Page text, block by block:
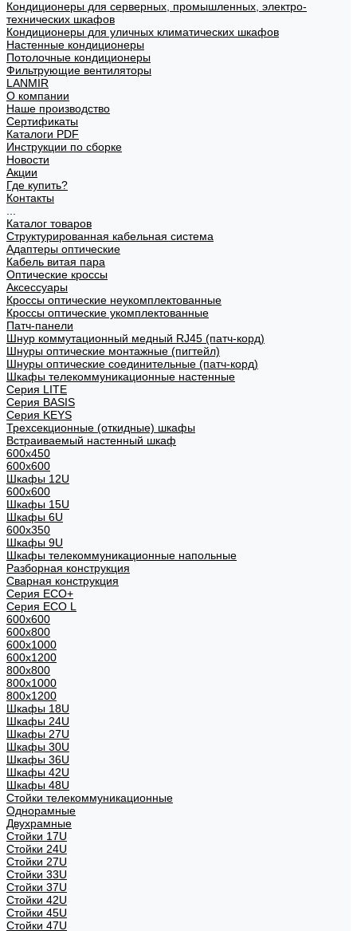
Кондиционеры для серверных, промышленных, электро-
технических шкафов
Кондиционеры для уличных климатических шкафов
Настенные кондиционеры
Потолочные кондиционеры
Фильтрующие вентиляторы
LANMIR
О компании
Наше производство
Сертификаты
Каталоги PDF
Инструкции по сборке
Новости
Акции
Где купить?
Контакты
Каталог товаров
Структурированная кабельная система
Адаптеры оптические
Кабель витая пара
Оптические кроссы
Аксессуары
Кроссы оптические неукомплектованные
Кроссы оптические укомплектованные
Патч-панели
Шнур коммутационный медный RJ45 (патч-корд)
Шнуры оптические монтажные (пигтейл)
Шнуры оптические соединительные (патч-корд)
Шкафы телекоммуникационные настенные
Cерия LITE
Cерия BASIS
Cерия KEYS
Трехсекционные (откидные) шкафы
Встраиваемый настенный шкаф
600x450
600x600
Шкафы 12U
600x600
Шкафы 15U
Шкафы 6U
600x350
Шкафы 9U
Шкафы телекоммуникационные напольные
Разборная конструкция
Сварная конструкция
Серия ECO+
Серия ECO L
600x600
600x800
600х1000
600х1200
800x800
800х1000
800х1200
Шкафы 18U
Шкафы 24U
Шкафы 27U
Шкафы 30U
Шкафы 36U
Шкафы 42U
Шкафы 48U
Стойки телекоммуникационные
Однорамные
Двухрамные
Стойки 17U
Стойки 24U
Стойки 27U
Стойки 33U
Стойки 37U
Стойки 42U
Стойки 45U
Стойки 47U